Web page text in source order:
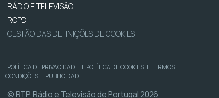
RÁDIO E TELEVISÃO
RGPD
GESTÃO DAS DEFINIÇÕES DE COOKIES
POLÍTICA DE PRIVACIDADE | POLÍTICA DE COOKIES | TERMOS E
CONDIÇÕES | PUBLICIDADE
© RTP, Rádio e Televisão de Portugal 2026